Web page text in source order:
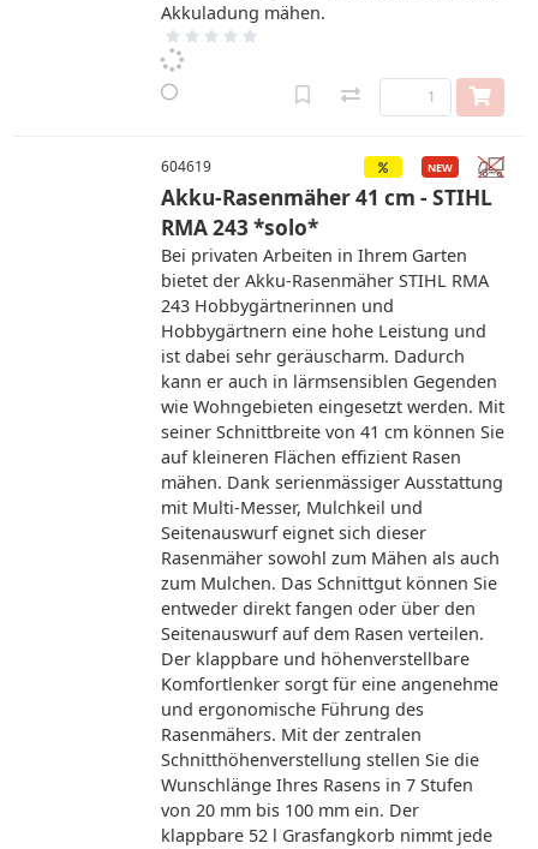
Akkuladung mähen.
604619
Akku-Rasenmäher 41 cm - STIHL
RMA 243 *solo*
Bei privaten Arbeiten in Ihrem Garten
bietet der Akku-Rasenmäher STIHL RMA
243 Hobbygärtnerinnen und
Hobbygärtnern eine hohe Leistung und
ist dabei sehr geräuscharm. Dadurch
kann er auch in lärmsensiblen Gegenden
wie Wohngebieten eingesetzt werden. Mit
seiner Schnittbreite von 41 cm können Sie
auf kleineren Flächen effizient Rasen
mähen. Dank serienmässiger Ausstattung
mit Multi-Messer, Mulchkeil und
Seitenauswurf eignet sich dieser
Rasenmäher sowohl zum Mähen als auch
zum Mulchen. Das Schnittgut können Sie
entweder direkt fangen oder über den
Seitenauswurf auf dem Rasen verteilen.
Der klappbare und höhenverstellbare
Komfortlenker sorgt für eine angenehme
und ergonomische Führung des
Rasenmähers. Mit der zentralen
Schnitthöhenverstellung stellen Sie die
Wunschlänge Ihres Rasens in 7 Stufen
von 20 mm bis 100 mm ein. Der
klappbare 52 l Grasfangkorb nimmt jede